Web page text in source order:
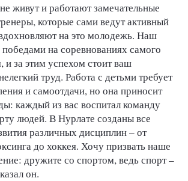
живут и работают замечательные
которые сами ведут активный
на это молодежь. Наш
победами на соревнованиях самого
и за этим успехом стоит ваш
труд. Работа с детьми требует
и самоотдачи, но она приносит
каждый из вас воспитал команду
людей. В Нурлате созданы все
различных дисциплин – от
до хоккея. Хочу призвать наше
дружите со спортом, ведь спорт –
он.